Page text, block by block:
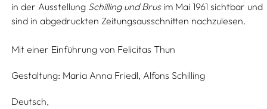
in der Ausstellung Schilling und Brus im Mai 1961 sichtbar und
sind in abgedruckten Zeitungsausschnitten nachzulesen.
Mit einer Einführung von Felicitas Thun
Gestaltung: Maria Anna Friedl, Alfons Schilling
Deutsch